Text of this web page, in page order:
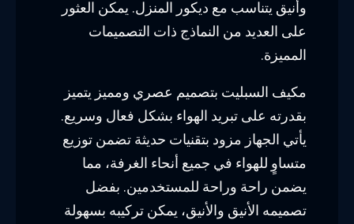
وأنيق يتناسب مع ديكور المنزل. يمكن العثور
على العديد من النماذج ذات التصميمات
المميزة.
مكيف السبليت بتصميم عصري ومميز يتميز
بقدرته على تبريد الهواء بشكل فعال وسريع.
يأتي الجهاز مزود بتقنيات حديثة تضمن توزيع
متساوٍ للهواء في جميع أنحاء الغرفة، مما
يضمن راحة وراحة للمستخدمين. بفضل
تصميمه الأنيق والأنيق، يمكن تركيبه بسهولة